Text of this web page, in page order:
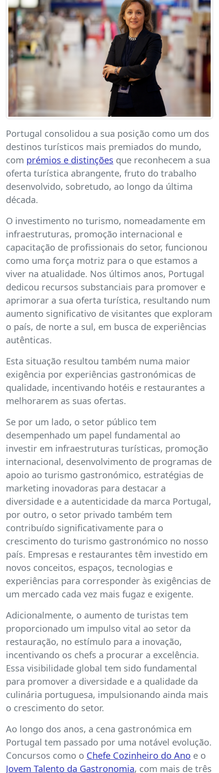
Portugal consolidou a sua posição como um dos
destinos turísticos mais premiados do mundo,
com prémios e distinções que reconhecem a sua
oferta turística abrangente, fruto do trabalho
desenvolvido, sobretudo, ao longo da última
década.
O investimento no turismo, nomeadamente em
infraestruturas, promoção internacional e
capacitação de profissionais do setor, funcionou
como uma força motriz para o que estamos a
viver na atualidade. Nos últimos anos, Portugal
dedicou recursos substanciais para promover e
aprimorar a sua oferta turística, resultando num
aumento significativo de visitantes que exploram
o país, de norte a sul, em busca de experiências
autênticas.
Esta situação resultou também numa maior
exigência por experiências gastronómicas de
qualidade, incentivando hotéis e restaurantes a
melhorarem as suas ofertas.
Se por um lado, o setor público tem
desempenhado um papel fundamental ao
investir em infraestruturas turísticas, promoção
internacional, desenvolvimento de programas de
apoio ao turismo gastronómico, estratégias de
marketing inovadoras para destacar a
diversidade e a autenticidade da marca Portugal,
por outro, o setor privado também tem
contribuído significativamente para o
crescimento do turismo gastronómico no nosso
país. Empresas e restaurantes têm investido em
novos conceitos, espaços, tecnologias e
experiências para corresponder às exigências de
um mercado cada vez mais fugaz e exigente.
Adicionalmente, o aumento de turistas tem
proporcionado um impulso vital ao setor da
restauração, no estímulo para a inovação,
incentivando os chefs a procurar a excelência.
Essa visibilidade global tem sido fundamental
para promover a diversidade e a qualidade da
culinária portuguesa, impulsionando ainda mais
o crescimento do setor.
Ao longo dos anos, a cena gastronómica em
Portugal tem passado por uma notável evolução.
Concursos como o Chefe Cozinheiro do Ano e o
Jovem Talento da Gastronomia, com mais de três